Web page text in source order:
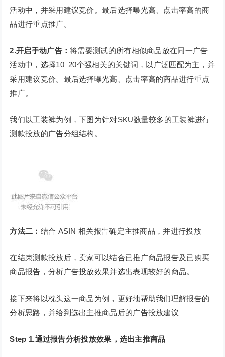
活动中，并采用建议竞价。最后选择曝光高、点击率高的商
品进行重点推广。
2.开启手动广告：将需要测试的所有相似商品放在同一广告
活动中，选择10–20个强相关的关键词，以广泛匹配为主，并
采用建议竞价。最后选择曝光高、点击率高的商品进行重点
推广。
我们以工装裤为例，下图为针对SKU数量较多的工装裤进行
测款投放的广告分组结构。
方法二： 结合 ASIN 相关报告确定主推商品，并进行投放
在结束测款投放后，卖家可以结合已推广商品报告及已购买
商品报告，分析广告投放效果并选出表现较好的商品。
接下来将以枕头这一商品为例，更好地帮助我们理解报告的
分析思路，并给到选出主推商品后的广告投放建议
Step 1.通过报告分析投放效果，选出主推商品